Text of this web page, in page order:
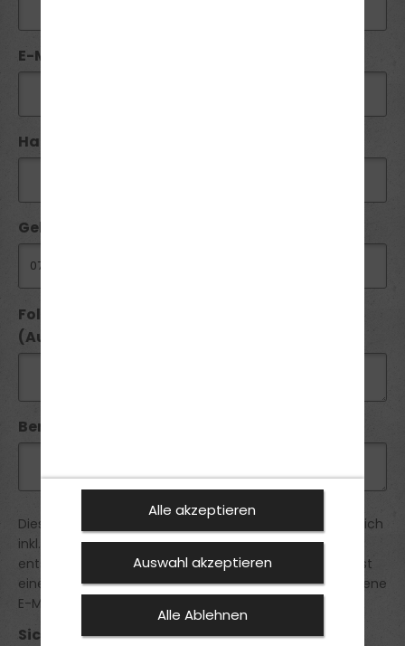
E-Mail*:
Handy / Telefon:*
Geburtsdatum:
Folgende Führerscheine besitze ich seit
(Ausstellungsdatum):
Bemerkung:
Diese Anmeldung ist verbindlich. Die Preise verstehen sich
inkl. der gesetztlichen MwSt. Du erhältst von uns eine
entsprechende Bestätigung der Anmeldung. Du erhältst
eine Reservierungsbestätigung an die von dir angegebene
E-Mail Adresse.
Sicherheitsabfrage *:
Alle akzeptieren
Auswahl akzeptieren
Alle Ablehnen